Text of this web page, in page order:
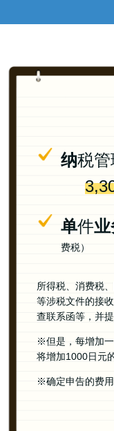
纳税管
单件业
费税）
所得税、消费税
等涉税文件的接
查联系函等，并提
※但是，每增加
将增加1000日元
※确定申告的费用